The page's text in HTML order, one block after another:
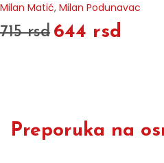
Milan Matić, Milan Podunavac
715 rsd 644 rsd
Preporuka na